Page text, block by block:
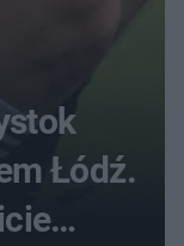
Łódź.